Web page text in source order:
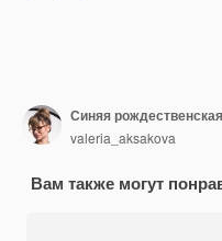
Синяя
valeria_aksakova
Вам также могут